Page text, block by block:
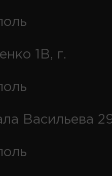
1В, г.
Васильева